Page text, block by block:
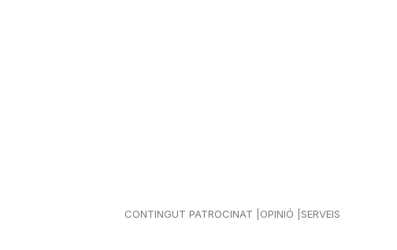
CONTINGUT PATROCINAT OPINIÓ SERVEIS